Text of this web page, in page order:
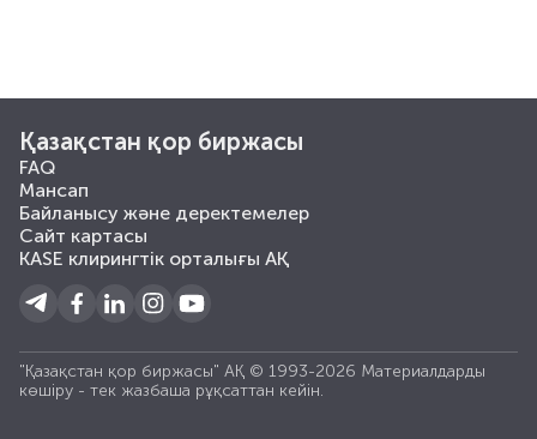
Қазақстан қор биржасы
FAQ
Мансап
Байланысу және деректемелер
Сайт картасы
KASE клирингтік орталығы АҚ
"Қазақстан қор биржасы" АҚ © 1993-2026 Материалдарды
көшiру - тек жазбаша рұқсаттан кейiн.